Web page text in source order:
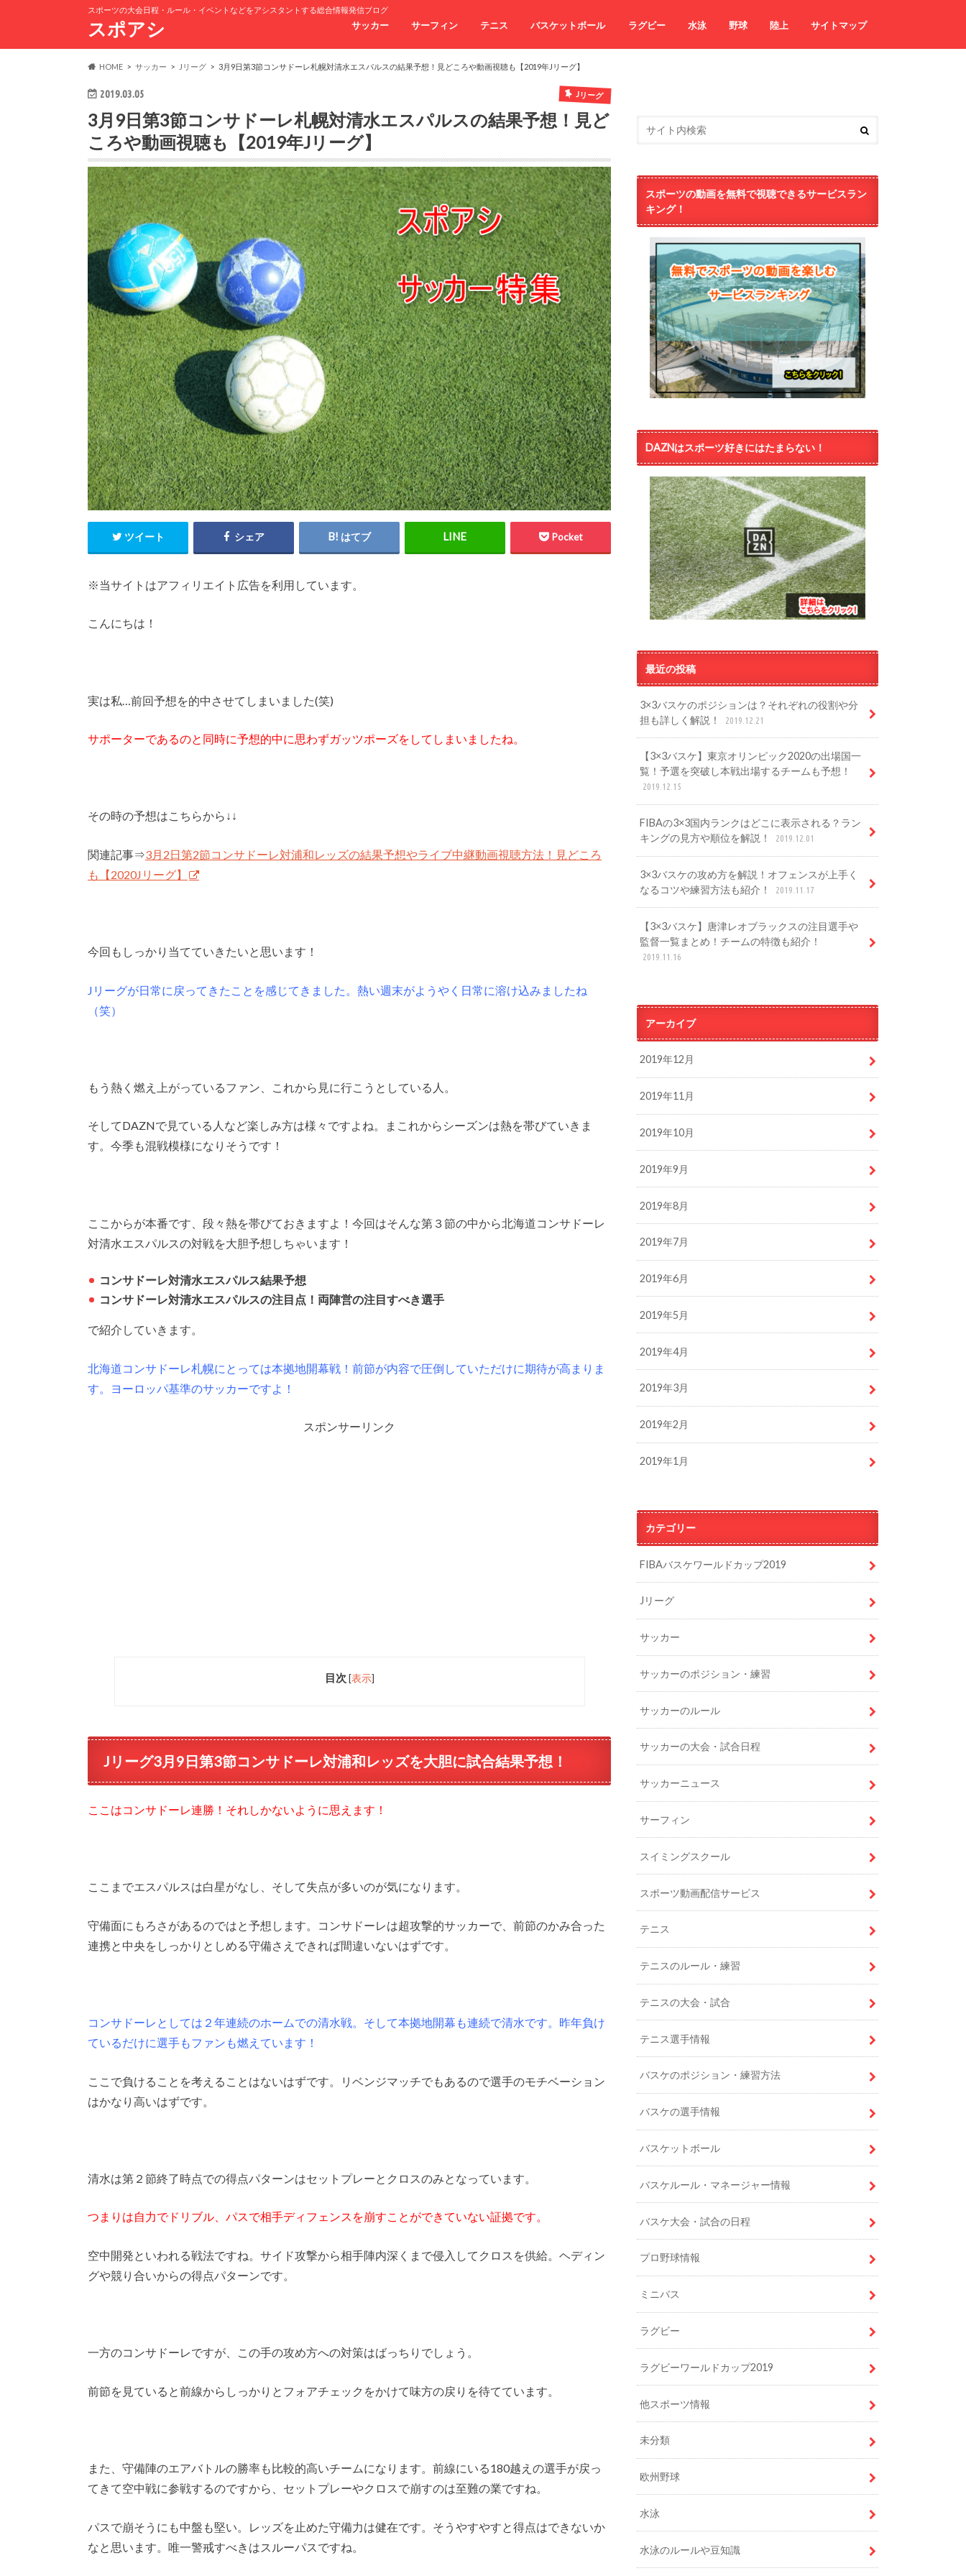
スポーツの大会日程・ルール・イベントなどをアシスタントする総合情報発信ブログ
スポアシ サッカー サーフィン テニス バスケットボール ラグビー 水泳 野球 陸上 サイトマップ
HOME サッカー Jリーグ 3月9日第3節コンサドーレ札幌対清水エスパルスの結果予想！見どころや動画視聴も【2019年Jリーグ】
2019.03.05 Jリーグ
3月9日第3節コンサドーレ札幌対清水エスパルスの結果予想！見ど
ころや動画視聴も【2019年Jリーグ】
ツイート シェア はてブ Pocket
※当サイトはアフィリエイト広告を利用しています。
こんにちは！
実は私…前回予想を的中させてしまいました(笑)
サポーターであるのと同時に予想的中に思わずガッツポーズをしてしまいましたね。
その時の予想はこちらから↓↓
関連記事⇒3月2日第2節コンサドーレ対浦和レッズの結果予想やライブ中継動画視聴方法！見どころ
も【2020Jリーグ】
今回もしっかり当てていきたいと思います！
Jリーグが日常に戻ってきたことを感じてきました。熱い週末がようやく日常に溶け込みましたね
（笑）
もう熱く燃え上がっているファン、これから見に行こうとしている人。
そしてDAZNで見ている人など楽しみ方は様々ですよね。まこれからシーズンは熱を帯びていきま
す。今季も混戦模様になりそうです！
ここからが本番です、段々熱を帯びておきますよ！今回はそんな第３節の中から北海道コンサドーレ
対清水エスパルスの対戦を大胆予想しちゃいます！
コンサドーレ対清水エスパルス結果予想
コンサドーレ対清水エスパルスの注目点！両陣営の注目すべき選手
で紹介していきます。
北海道コンサドーレ札幌にとっては本拠地開幕戦！前節が内容で圧倒していただけに期待が高まりま
す。ヨーロッパ基準のサッカーですよ！
スポンサーリンク
目次 [表示]
Jリーグ3月9日第3節コンサドーレ対浦和レッズを大胆に試合結果予想！
ここはコンサドーレ連勝！それしかないように思えます！
ここまでエスパルスは白星がなし、そして失点が多いのが気になります。
守備面にもろさがあるのではと予想します。コンサドーレは超攻撃的サッカーで、前節のかみ合った
連携と中央をしっかりとしめる守備さえできれば間違いないはずです。
コンサドーレとしては２年連続のホームでの清水戦。そして本拠地開幕も連続で清水です。昨年負け
ているだけに選手もファンも燃えています！
ここで負けることを考えることはないはずです。リベンジマッチでもあるので選手のモチベーション
はかなり高いはずです。
清水は第２節終了時点での得点パターンはセットプレーとクロスのみとなっています。
つまりは自力でドリブル、パスで相手ディフェンスを崩すことができていない証拠です。
空中開発といわれる戦法ですね。サイド攻撃から相手陣内深くまで侵入してクロスを供給。ヘディン
グや競り合いからの得点パターンです。
一方のコンサドーレですが、この手の攻め方への対策はばっちりでしょう。
前節を見ていると前線からしっかりとフォアチェックをかけて味方の戻りを待てています。
また、守備陣のエアバトルの勝率も比較的高いチームになります。前線にいる180越えの選手が戻っ
てきて空中戦に参戦するのですから、セットプレーやクロスで崩すのは至難の業ですね。
パスで崩そうにも中盤も堅い。レッズを止めた守備力は健在です。そうやすやすと得点はできないか
なと思います。唯一警戒すべきはスルーパスですね。
スポーツの動画を無料で視聴できるサービスラン
キング！
DAZNはスポーツ好きにはたまらない！
最近の投稿
3×3バスケのポジションは？それぞれの役割や分
担も詳しく解説！
2019.12.21
【3×3バスケ】東京オリンピック2020の出場国一
覧！予選を突破し本戦出場するチームも予想！
2019.12.15
FIBAの3×3国内ランクはどこに表示される？ラン
キングの見方や順位を解説！
2019.12.01
3×3バスケの攻め方を解説！オフェンスが上手く
なるコツや練習方法も紹介！
2019.11.17
【3×3バスケ】唐津レオブラックスの注目選手や
監督一覧まとめ！チームの特徴も紹介！
2019.11.16
アーカイブ
2019年12月
2019年11月
2019年10月
2019年9月
2019年8月
2019年7月
2019年6月
2019年5月
2019年4月
2019年3月
2019年2月
2019年1月
カテゴリー
FIBAバスケワールドカップ2019
Jリーグ
サッカー
サッカーのポジション・練習
サッカーのルール
サッカーの大会・試合日程
サッカーニュース
サーフィン
スイミングスクール
スポーツ動画配信サービス
テニス
テニスのルール・練習
テニスの大会・試合
テニス選手情報
バスケのポジション・練習方法
バスケの選手情報
バスケットボール
バスケルール・マネージャー情報
バスケ大会・試合の日程
プロ野球情報
ミニバス
ラグビー
ラグビーワールドカップ2019
他スポーツ情報
未分類
欧州野球
水泳
水泳のルールや豆知識